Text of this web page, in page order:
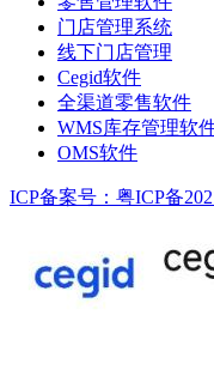
门店管理系统
线下门店管理
Cegid软件
全渠道零售软件
WMS库存管理软
OMS软件
ICP备案号：粤ICP备